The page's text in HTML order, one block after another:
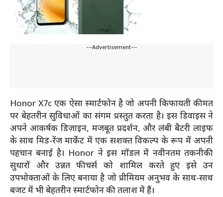
---Advertisement---
Honor X7c एक ऐसा स्मार्टफोन है जो अपनी किफायती कीमत
पर बेहतरीन सुविधाओं का संगम प्रस्तुत करता है। इस डिवाइस ने
अपने आकर्षक डिज़ाइन, मजबूत प्रदर्शन, और लंबी बैटरी लाइफ
के साथ मिड-रेंज मार्केट में एक सशक्त विकल्प के रूप में अपनी
पहचान बनाई है। Honor ने इस मॉडल में नवीनतम तकनीकी
सुधारों और उन्नत फीचर्स को शामिल करते हुए इसे उन
उपभोक्ताओं के लिए बनाया है जो प्रीमियम अनुभव के साथ-साथ
बजट में भी बेहतरीन स्मार्टफोन की तलाश में हैं।